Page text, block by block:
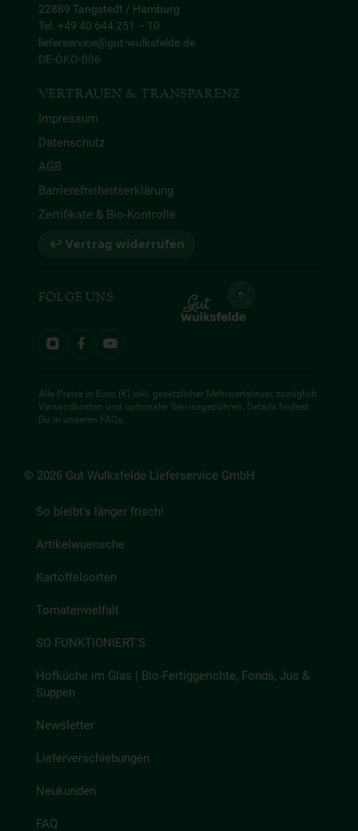
22889 Tangstedt / Hamburg
Tel. +49 40 644 251 – 10
lieferservice@gut-wulksfelde.de
DE-ÖKO-006
VERTRAUEN & TRANSPARENZ
Impressum
Datenschutz
AGB
Barrierefreiheitserklärung
Zertifikate & Bio-Kontrolle
↩ Vertrag widerrufen
FOLGE UNS
Alle Preise in Euro (€) inkl. gesetzlicher Mehrwertsteuer, zuzüglich
Versandkosten und optionaler Servicegebühren. Details findest
Du in unseren FAQs.
© 2026 Gut Wulksfelde Lieferservice GmbH
So bleibt's länger frisch!
Artikelwuensche
Kartoffelsorten
Tomatenvielfalt
SO FUNKTIONIERT'S
Hofküche im Glas | Bio-Fertiggerichte, Fonds, Jus &
Suppen
Newsletter
Lieferverschiebungen
Neukunden
FAQ